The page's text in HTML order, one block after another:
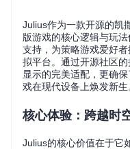
Julius作为一款开源的凯
版游戏的核心逻辑与玩
支持，为策略游戏爱好
拟平台。通过开源社区
显示的完美适配，更确
戏在现代设备上焕发新生
核心体验：跨越时
Julius的核心价值在于它